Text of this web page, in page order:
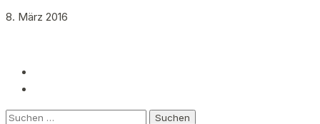
8. März 2016
Suchen